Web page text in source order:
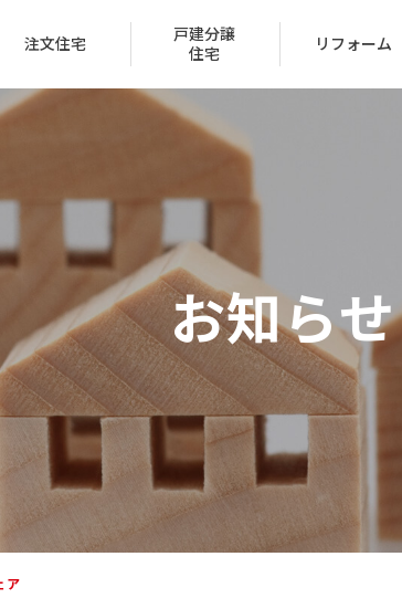
注文住宅
る家づくり 家づくりのステップ
保証とサポート
戸建分譲
住宅
リフォーム
ニュー FAQ
ョン
賃貸取扱物件
（サブリース事業）
の声 建築実例
ハッピーライフクラブ
タマネット
IR情報 経営方針
採用情報 受賞一覧
お知らせ
ア